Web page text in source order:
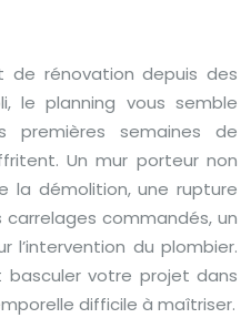
de rénovation depuis des
le planning vous semble
premières semaines de
Un mur porteur non
la démolition, une rupture
carrelages commandés, un
l’intervention du plombier.
votre projet dans
difficile à maîtriser.